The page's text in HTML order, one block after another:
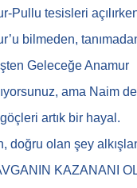
Pullu tesisleri
bilmeden,
Geleceğe Anamur
ama Naim
artık bir hayal.
doğru olan şey
KAZANANI